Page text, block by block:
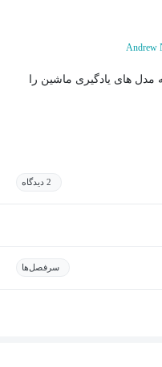
Andrew
مدل های یادگیری ماشین را
2 دیدگاه
سرفصل‌ها